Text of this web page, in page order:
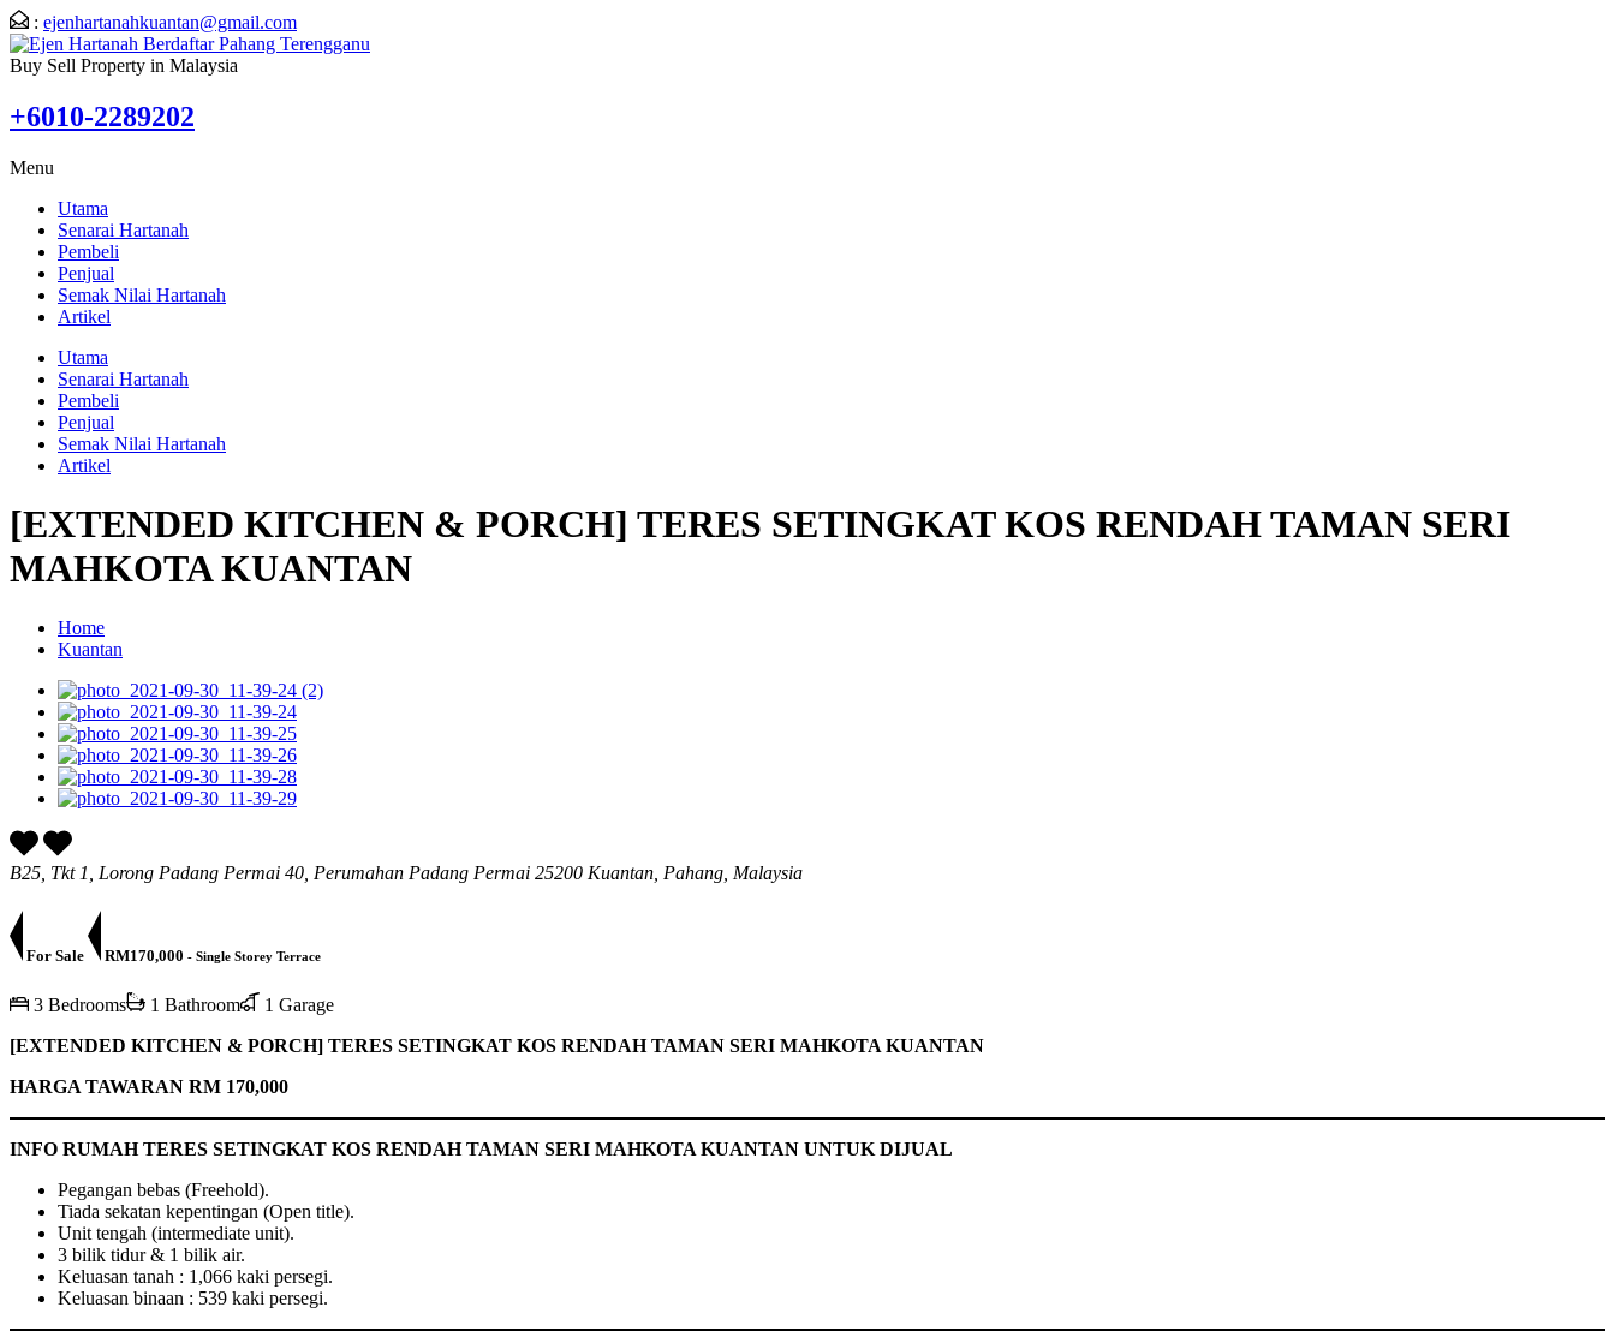
: ejenhartanahkuantan@gmail.com
Buy Sell Property in Malaysia
+6010-2289202
Menu
Utama
Senarai Hartanah
Pembeli
Penjual
Semak Nilai Hartanah
Artikel
Utama
Senarai Hartanah
Pembeli
Penjual
Semak Nilai Hartanah
Artikel
[EXTENDED KITCHEN & PORCH] TERES SETINGKAT KOS RENDAH TAMAN SERI
MAHKOTA KUANTAN
Home
Kuantan
B25, Tkt 1, Lorong Padang Permai 40, Perumahan Padang Permai 25200 Kuantan, Pahang, Malaysia
For Sale RM170,000 - Single Storey Terrace
3 Bedrooms 1 Bathroom
1 Garage
[EXTENDED KITCHEN & PORCH] TERES SETINGKAT KOS RENDAH TAMAN SERI MAHKOTA KUANTAN
HARGA TAWARAN RM 170,000
INFO RUMAH TERES SETINGKAT KOS RENDAH TAMAN SERI MAHKOTA KUANTAN UNTUK DIJUAL
Pegangan bebas (Freehold).
Tiada sekatan kepentingan (Open title).
Unit tengah (intermediate unit).
3 bilik tidur & 1 bilik air.
Keluasan tanah : 1,066 kaki persegi.
Keluasan binaan : 539 kaki persegi.